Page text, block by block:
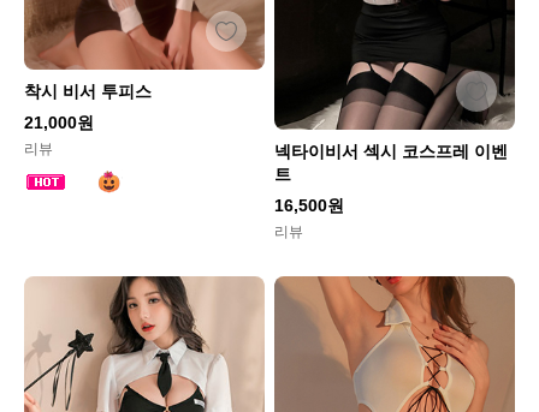
착시 비서 투피스
21,000원
리뷰
넥타이비서 섹시 코스프레 이벤
트
16,500원
리뷰